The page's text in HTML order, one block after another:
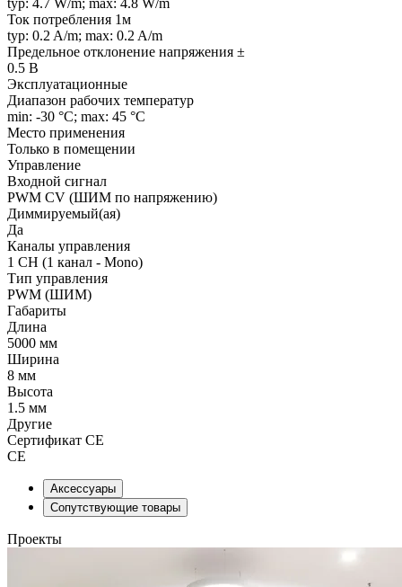
Ток потребления 1м
typ: 0.2 A/m; max: 0.2 A/m
Предельное отклонение напряжения ±
0.5 В
Эксплуатационные
Диапазон рабочих температур
min: -30 °C; max: 45 °C
Место применения
Только в помещении
Управление
Входной сигнал
PWM СV (ШИМ по напряжению)
Диммируемый(ая)
Да
Каналы управления
1 CH (1 канал - Mono)
Тип управления
PWM (ШИМ)
Габариты
Длина
5000 мм
Ширина
8 мм
Высота
1.5 мм
Другие
Сертификат CE
CE
Аксессуары
Сопутствующие товары
Проекты